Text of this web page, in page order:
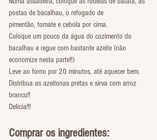
postas de bacalhau, o refogado de
pimentão, tomate e cebola por cima.
Coloque um pouco da água do cozimento do
bacalhau e regue com bastante azeite (não
economize nesta parte!!)
Leve ao forno por 20 minutos, até aquecer bem.
Distribua as azeitonas pretas e sirva com arroz
branco!!
Delícia!!!
Comprar os ingredientes: